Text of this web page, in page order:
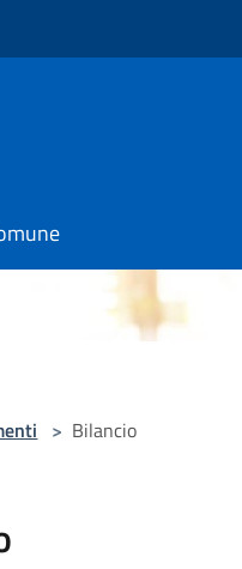
> Bilancio